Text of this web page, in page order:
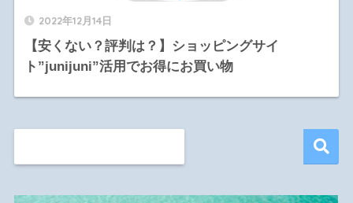
2022年12月14日
【安くない？評判は？】ショッピングサイ
ト”junijuni”活用でお得にお買い物